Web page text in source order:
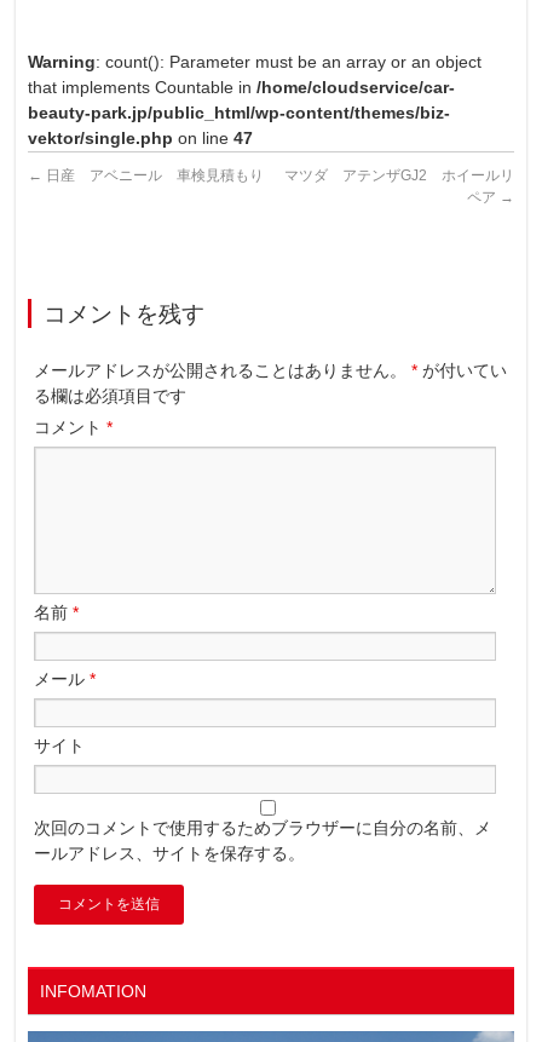
Warning: count(): Parameter must be an array or an object
that implements Countable in/home/cloudservice/car-
beauty-park.jp/public_html/wp-content/themes/biz-
vektor/single.php on line47
← 日産 アベニール 車検見積もり
マツダ アテンザGJ2 ホイールリ
ペア →
コメントを残す
メールアドレスが公開されることはありません。 * が付いてい
る欄は必須項目です
コメント*
名前*
メール*
サイト
次回のコメントで使用するためブラウザーに自分の名前、メ
ールアドレス、サイトを保存する。
INFOMATION